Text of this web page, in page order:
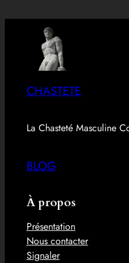
CHASTETE
La Chasteté Masculine
BLOG
À propos
Présentation
Nous contacter
Signaler